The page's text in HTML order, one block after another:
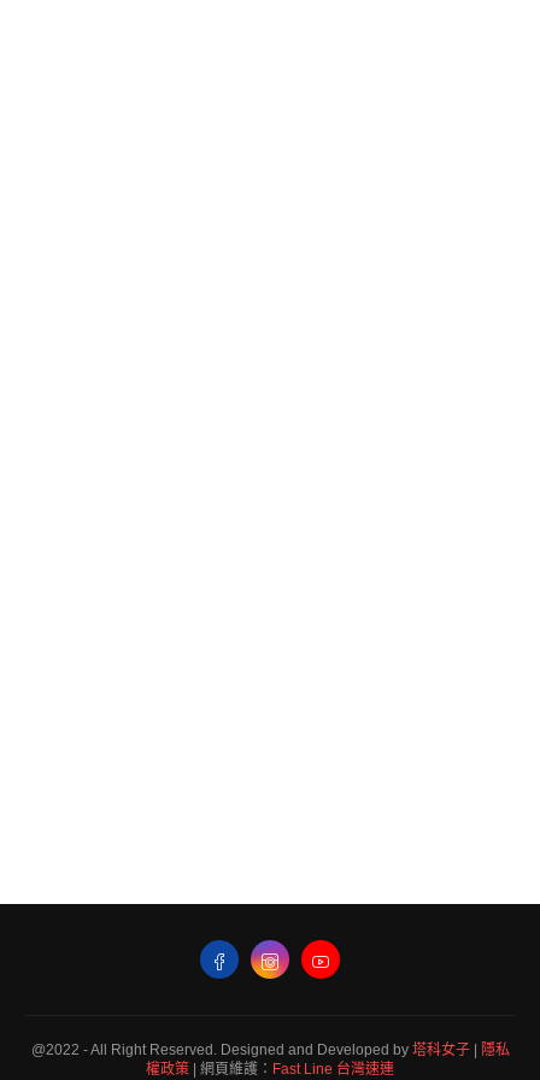
@2022 - All Right Reserved. Designed and Developed by 塔科女子|
隱私
權政策 | 網頁維護： Fast Line 台灣速連